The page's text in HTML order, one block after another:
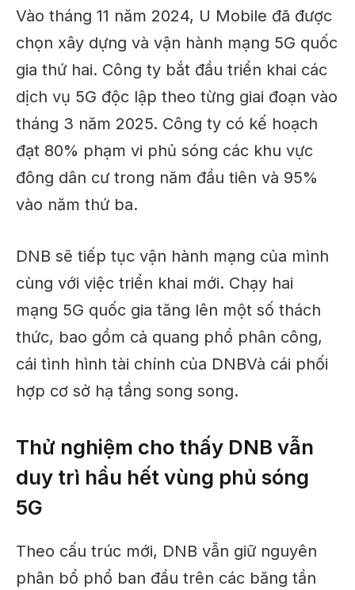
Vào tháng 11 năm 2024, U Mobile đã được
chọn xây dựng và vận hành mạng 5G quốc
gia thứ hai. Công ty bắt đầu triển khai các
dịch vụ 5G độc lập theo từng giai đoạn vào
tháng 3 năm 2025. Công ty có kế hoạch
đạt 80% phạm vi phủ sóng các khu vực
đông dân cư trong năm đầu tiên và 95%
vào năm thứ ba.
DNB sẽ tiếp tục vận hành mạng của mình
cùng với việc triển khai mới. Chạy hai
mạng 5G quốc gia tăng lên một số thách
thức, bao gồm cả quang phổ phân công,
cái tình hình tài chính của DNBVà cái phối
hợp cơ sở hạ tầng song song.
Thử nghiệm cho thấy DNB vẫn
duy trì hầu hết vùng phủ sóng
5G
Theo cấu trúc mới, DNB vẫn giữ nguyên
phân bổ phổ ban đầu trên các băng tần